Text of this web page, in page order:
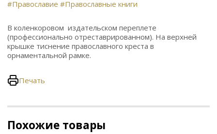
#Православие #Православные книги
В коленкоровом издательском переплете
(профессионально отреставрированном). На верхней
крышке тиснение православного креста в
орнаментальной рамке.
Печать
Похожие товары